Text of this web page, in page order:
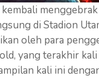
di Stadion
oleh para
yang terakhir
kali ini